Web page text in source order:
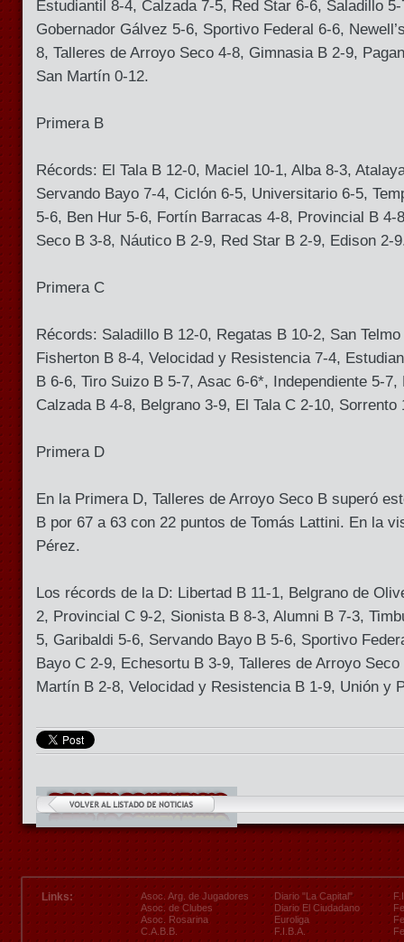
Estudiantil 8-4, Calzada 7-5, Red Star 6-6, Saladillo
Gobernador Gálvez 5-6, Sportivo Federal 6-6,
8, Talleres de Arroyo Seco 4-8, Gimnasia B 2-9,
San Martín 0-12.
Primera B
Récords: El Tala B 12-0, Maciel 10-1, Alba 8-3,
Servando Bayo 7-4, Ciclón 6-5, Universitario 6-5,
5-6, Ben Hur 5-6, Fortín Barracas 4-8, Provincial B 4-
Seco B 3-8, Náutico B 2-9, Red Star B 2-9, Edison 2-
Primera C
Récords: Saladillo B 12-0, Regatas B 10-2, San
Fisherton B 8-4, Velocidad y Resistencia 7-4,
B 6-6, Tiro Suizo B 5-7, Asac 6-6*, Independiente 5-7,
Calzada B 4-8, Belgrano 3-9, El Tala C 2-10, Sorrento
Primera D
En la Primera D, Talleres de Arroyo Seco B superó
B por 67 a 63 con 22 puntos de Tomás Lattini. En la
Pérez.
Los récords de la D: Libertad B 11-1, Belgrano de
2, Provincial C 9-2, Sionista B 8-3, Alumni B 7-3,
5, Garibaldi 5-6, Servando Bayo B 5-6, Sportivo
Bayo C 2-9, Echesortu B 3-9, Talleres de Arroyo
Martín B 2-8, Velocidad y Resistencia B 1-9, Unión y
Links:
Asoc. Arg. de Jugadores
Asoc. de Clubes
Asoc. Rosarina
C.A.B.B.
Diario "La Capital"
Diario El Ciudadano
Euroliga
F.I.B.A.